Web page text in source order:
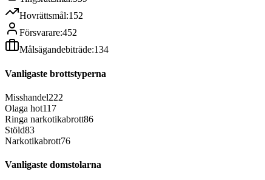
Hovrättsmål:152
Försvarare:452
Målsägandebiträde:134
Vanligaste brottstyperna
Misshandel222
Olaga hot117
Ringa narkotikabrott86
Stöld83
Narkotikabrott76
Vanligaste domstolarna